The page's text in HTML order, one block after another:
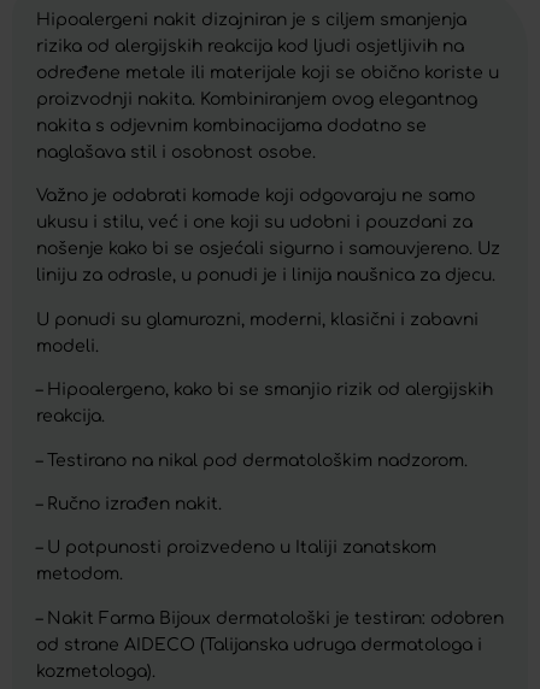
Hipoalergeni nakit dizajniran je s ciljem smanjenja
rizika od alergijskih reakcija kod ljudi osjetljivih na
određene metale ili materijale koji se obično koriste u
proizvodnji nakita. Kombiniranjem ovog elegantnog
nakita s odjevnim kombinacijama dodatno se
naglašava stil i osobnost osobe.
Važno je odabrati komade koji odgovaraju ne samo
ukusu i stilu, već i one koji su udobni i pouzdani za
nošenje kako bi se osjećali sigurno i samouvjereno. Uz
liniju za odrasle, u ponudi je i linija naušnica za djecu.
U ponudi su glamurozni, moderni, klasični i zabavni
modeli.
– Hipoalergeno, kako bi se smanjio rizik od alergijskih
reakcija.
– Testirano na nikal pod dermatološkim nadzorom.
– Ručno izrađen nakit.
– U potpunosti proizvedeno u Italiji zanatskom
metodom.
– Nakit Farma Bijoux dermatološki je testiran: odobren
od strane AIDECO (Talijanska udruga dermatologa i
kozmetologa).